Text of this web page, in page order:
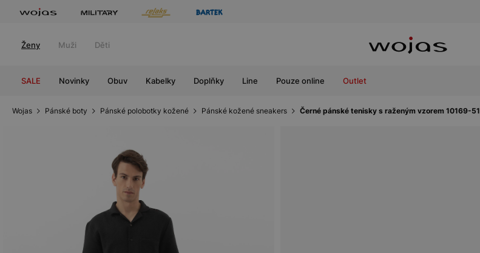
Ženy Muži Děti
SALE Novinky Obuv Kabelky Doplňky Line Pouze online Outlet
Wojas Pánské boty Pánské polobotky kožené Pánské kožené sneakers Černé pánské tenisky s raženým vzorem 10169-51